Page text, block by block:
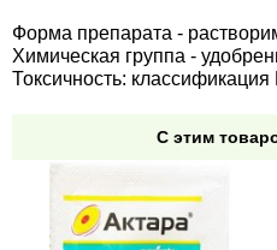
Форма препарата -
Химическая группа -
Токсичность:
С этим